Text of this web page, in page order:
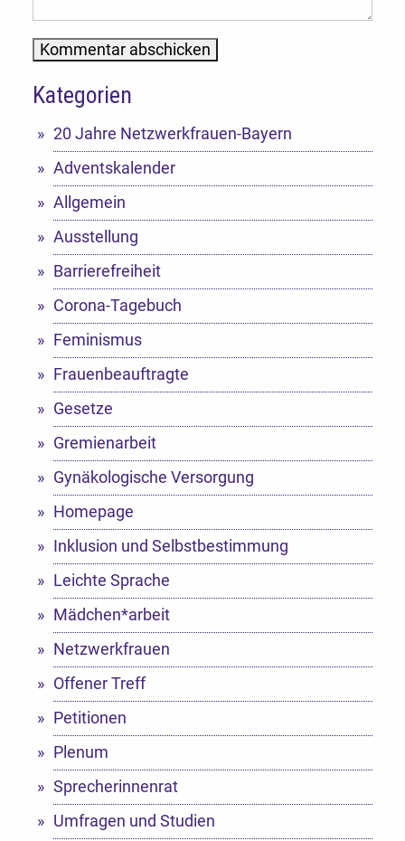
Alternative:
Kategorien
20 Jahre Netzwerkfrauen-Bayern
Adventskalender
Allgemein
Ausstellung
Barrierefreiheit
Corona-Tagebuch
Feminismus
Frauenbeauftragte
Gesetze
Gremienarbeit
Gynäkologische Versorgung
Homepage
Inklusion und Selbstbestimmung
Leichte Sprache
Mädchen*arbeit
Netzwerkfrauen
Offener Treff
Petitionen
Plenum
Sprecherinnenrat
Umfragen und Studien